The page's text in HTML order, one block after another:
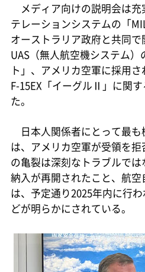
メディア向けの説明会は充
テレーションシステムの「
オーストラリア政府と共同
UAS（無人航空機システム）
ト」、アメリカ空軍に採用
F-15EX「イーグルⅡ」に関
た。
日本人関係者にとって最も
は、アメリカ空軍が受領を
の亀裂は深刻なトラブルで
納入が再開されたこと、航
は、予定通り2025年内に行
どが明らかにされている。